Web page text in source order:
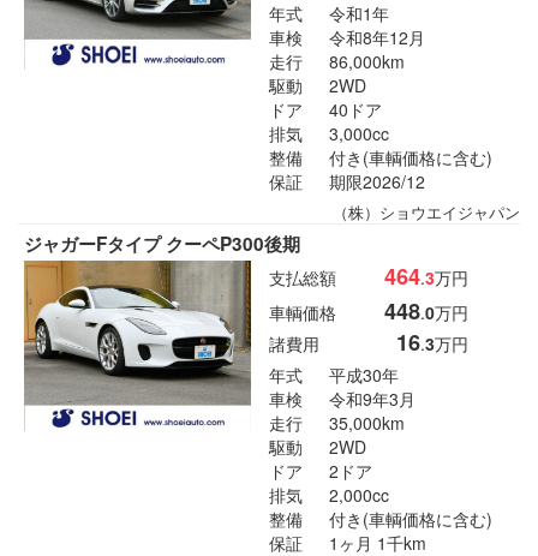
年式
令和1年
車検
令和8年12月
走行
86,000km
駆動
2WD
ドア
40ドア
排気
3,000cc
整備
付き(車輌価格に含む)
保証
期限2026/12
（株）ショウエイジャパン
ジャガーFタイプ クーペP300後期
支払総額 464.3万円
車輌価格
448.0万円
諸費用
16.3万円
年式
平成30年
車検
令和9年3月
走行
35,000km
駆動
2WD
ドア
2ドア
排気
2,000cc
整備
付き(車輌価格に含む)
保証
1ヶ月 1千km